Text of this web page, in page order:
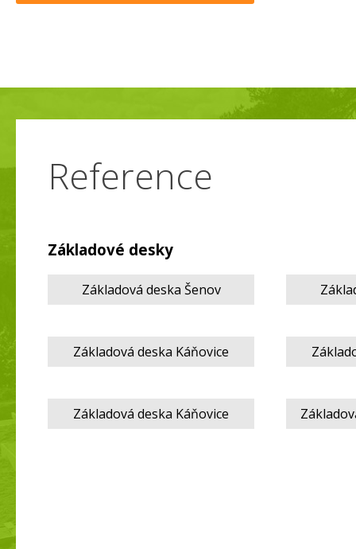
Reference
Základové desky
Základová deska Šenov
Základová deska Káňovice
Základová deska Káňovice